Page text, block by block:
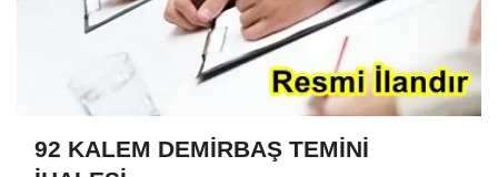
92 KALEM DEMİRBAŞ TEMİNİ